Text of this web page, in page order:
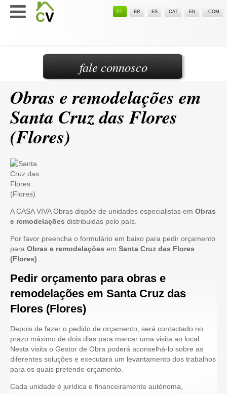
PT BR ES CAT EN .COM
Obras e remodelações em
Santa Cruz das Flores
(Flores)
A CASA VIVA Obras dispõe de unidades especialistas em Obras
e remodelações distribuidas pelo país.
Por favor preencha o formulário em baixo para pedir orçamento
para Obras e remodelações em Santa Cruz das Flores
(Flores)
Pedir orçamento para obras e
remodelações em Santa Cruz das
Flores (Flores)
Depois de fazer o pedido de orçamento, será contactado no
prazo máximo de dois dias para marcar uma visita ao local.
Nesta visita o Gestor de Obra poderá aconselhá-lo sobre as
diferentes soluções e executará um levantamento dos trabalhos
para os quais pretende orçamento.
Cada unidade é jurídica e financeiramente autónoma,
fale connosco